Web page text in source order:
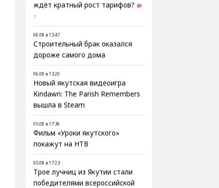
ждёт кратный рост тарифов?
1
06.08 в 13:47
Строительный брак оказался
дороже самого дома
06.08 в 13:20
Новый якутская видеоигра
Kindawn: The Parish Remembers
вышла в Steam
05.08 в 17:36
Фильм «Уроки якутского»
покажут на НТВ
05.08 в 17:23
Трое лучниц из Якутии стали
победителями всероссийской